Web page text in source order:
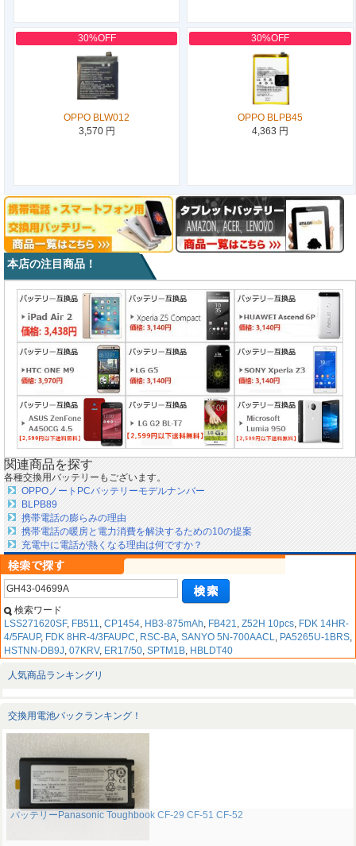
30%OFF
OPPO BLW012
3,570 円
30%OFF
OPPO BLPB45
4,363 円
本店の注目商品！
関連商品を探す
各種交換用バッテリーもございます。
OPPOノートPCバッテリーモデルナンバー
BLPB89
携帯電話の膨らみの理由
携帯電話の暖房と電力消費を解決するための10の提案
充電中に電話が熱くなる理由は何ですか？
検索ワード
LSS271620SF, FB511, CP1454, HB3-875mAh, FB421, Z52H 10pcs, FDK 14HR-
4/5FAUP, FDK 8HR-4/3FAUPC, RSC-BA, SANYO 5N-700AACL, PA5265U-1BRS,
HSTNN-DB9J, 07KRV, ER17/50, SPTM1B, HBLDT40
人気商品ランキングリ
交換用電池パックランキング！
バッテリーPanasonic Toughbook CF-29 CF-51 CF-52